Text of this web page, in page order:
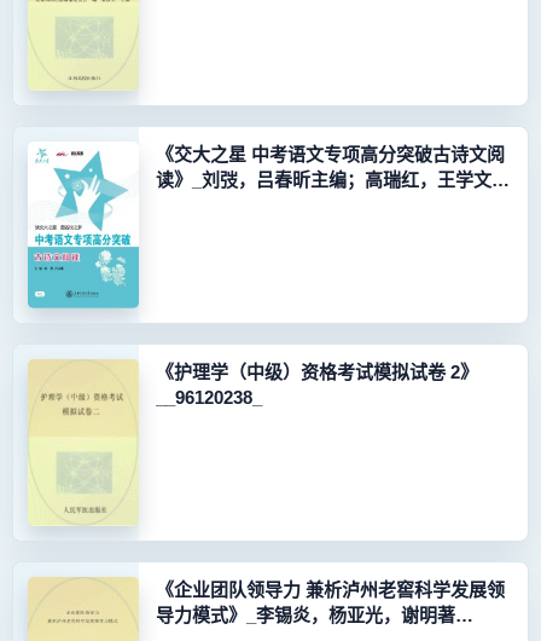
《交大之星 中考语文专项高分突破古诗文阅
读》_刘弢，吕春昕主编；高瑞红，王学文，
《护理学（中级）资格考试模拟试卷 2》
__96120238_
《企业团队领导力 兼析泸州老窖科学发展领
导力模式》_李锡炎，杨亚光，谢明著